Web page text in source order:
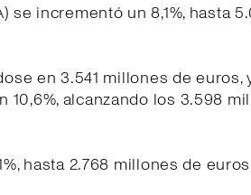
se incrementó un 8,1%, hasta
en 3.541 millones de euros,
alcanzando los 3.598
hasta 2.768 millones de